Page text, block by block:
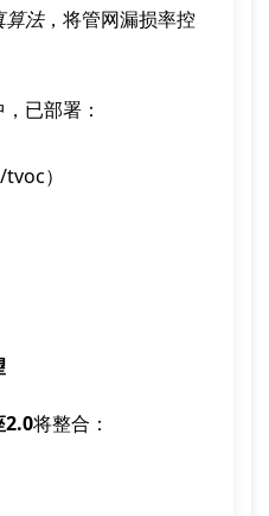
算法，将管网漏损率控
已部署：
）
2.0将整合：